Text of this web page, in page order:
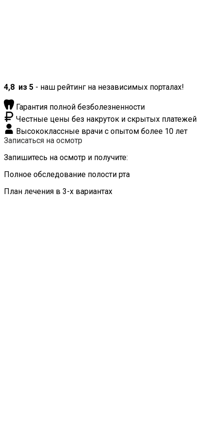
4,8 из 5 - наш рейтинг на независимых порталах!
Гарантия полной безболезненности
Честные цены без накруток и скрытых платежей
Высококлассные врачи с опытом более 10 лет
Записаться на осмотр
Запишитесь на осмотр и получите:
Полное обследование полости рта
План лечения в 3-х вариантах